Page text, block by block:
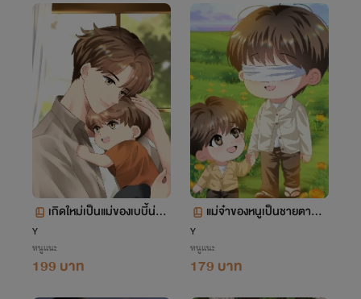
เกิดใหม่เป็นแม่ของเบบี้น่าชั
Y
หนูแนะ
199 บาท
แม่จ๋าของหนูเป็นชายตาบอ
Y
หนูแนะ
179 บาท